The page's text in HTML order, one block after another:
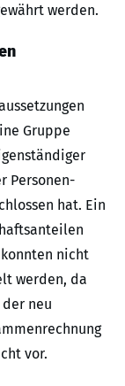
werden.
Gruppe
Personen-
hat. Ein
nicht
werden, da
neu
vor.